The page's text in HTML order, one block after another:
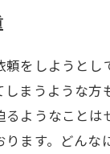
をしようとし
まうような方
ようなこと
ます。どんな